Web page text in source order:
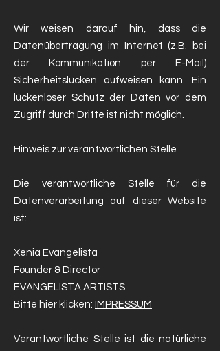
Wir weisen darauf hin, dass die
Datenübertragung im Internet (z.B. bei
der Kommunikation per E-Mail)
Sicherheitslücken aufweisen kann. Ein
lückenloser Schutz der Daten vor dem
Zugriff durch Dritte ist nicht möglich.
Hinweis zur verantwortlichen Stelle
Die verantwortliche Stelle für die
Datenverarbeitung auf dieser Website
ist:
Xenia Evangelista
Founder & Director
EVANGELISTA ARTISTS
Bitte hier klicken: IMPRESSUM
Verantwortliche Stelle ist die natürliche